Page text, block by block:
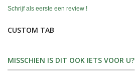
Schrijf als eerste een review !
CUSTOM TAB
MISSCHIEN IS DIT OOK IETS VOOR U?